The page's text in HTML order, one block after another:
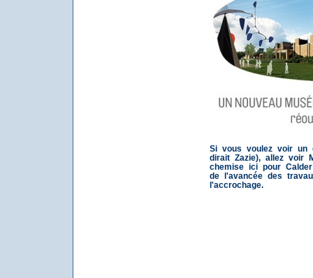
Si vous voulez voir un
dirait Zazie), allez voir
chemise ici pour
de l'avancée des
l'accrochage.